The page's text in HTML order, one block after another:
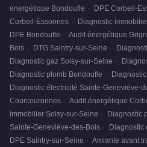
énergétique Bondoufle · DPE Corbeil-
Corbeil-Essonnes · Diagnostic
DPE Bondoufle · Audit énergétique
Bois · DTG Saintry-sur-Seine ·
Diagnostic gaz Soisy-sur-Seine ·
Diagnostic plomb Bondoufle ·
Diagnostic électricité Sainte-Geneviève-
Courcouronnes · Audit énergétique
immobilier Soisy-sur-Seine · Diagnostic
Sainte-Geneviève-des-Bois · Diagnostic
DPE Saintry-sur-Seine · Amiante avant